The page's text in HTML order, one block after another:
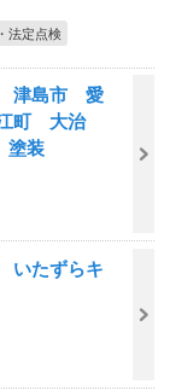
法定点検
津島市 愛
町 大治
装
たずらキ